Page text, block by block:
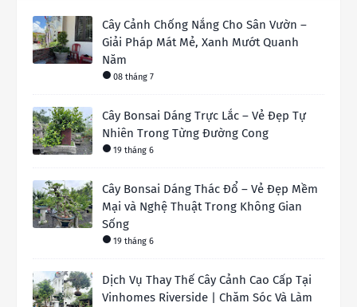
Cây Cảnh Chống Nắng Cho Sân Vườn –
Giải Pháp Mát Mẻ, Xanh Mướt Quanh
Năm
08 tháng 7
Cây Bonsai Dáng Trực Lắc – Vẻ Đẹp Tự
Nhiên Trong Từng Đường Cong
19 tháng 6
Cây Bonsai Dáng Thác Đổ – Vẻ Đẹp Mềm
Mại và Nghệ Thuật Trong Không Gian
Sống
19 tháng 6
Dịch Vụ Thay Thế Cây Cảnh Cao Cấp Tại
Vinhomes Riverside | Chăm Sóc Và Làm